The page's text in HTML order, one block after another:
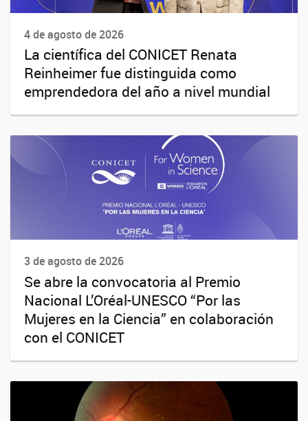
4 de agosto de 2026
La científica del CONICET Renata
Reinheimer fue distinguida como
emprendedora del año a nivel mundial
3 de agosto de 2026
Se abre la convocatoria al Premio
Nacional L’Oréal-UNESCO “Por las
Mujeres en la Ciencia” en colaboración
con el CONICET